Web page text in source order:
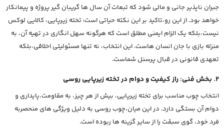
جبران ناپذیر جانی و مالی شود که تبعات آن سال ها گریبان گیر پروژه و پیمانکار
خواهد بود. از این رو،تاکید بر این نکته حیاتی است: تخته زیرپایی، کالایی لوکس
نیست،بلکه یک الزام ایمنی مطلق است که هرگونه سهل انگاری در تهیه آن، به
منزله بازی با جان انسان هاست. این انتخاب، نه تنها مسئولیتی اخلاقی،بلکه
تعهدی قانونی در قبال پرسنل شماست.
2. بخش فنی: راز کیفیت و دوام در تخته زیرپایی روسی
انتخاب چوب مناسب برای تخته زیرپایی، بیش از هر چیز، به مقاومت،پایداری و
دوام آن بستگی دارد. در این میان،چوب روسی به دلیل ویژگی های منحصربه
فرد خود، گوی سبقت را از سایر گزینه ها ربوده است.